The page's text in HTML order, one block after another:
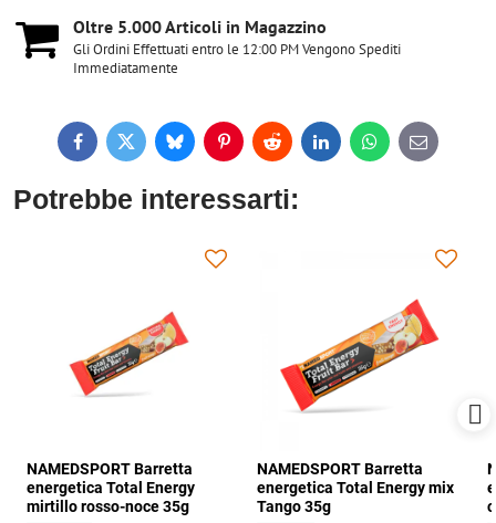
Oltre 5​.000 Articoli in Magazzino
Gli Ordini Effettuati entro le 12:00 PM Vengono Spediti
Immediatamente
FacebookTwitterBlueskyPinterestReddit LinkedInWhatsApp
E-
mail
Potrebbe interessarti:
NAMEDSPORT Barretta
energetica Total Energy
mirtillo rosso-noce 35g
NAMEDSPORT Barretta
energetica Total Energy mix
Tango 35g